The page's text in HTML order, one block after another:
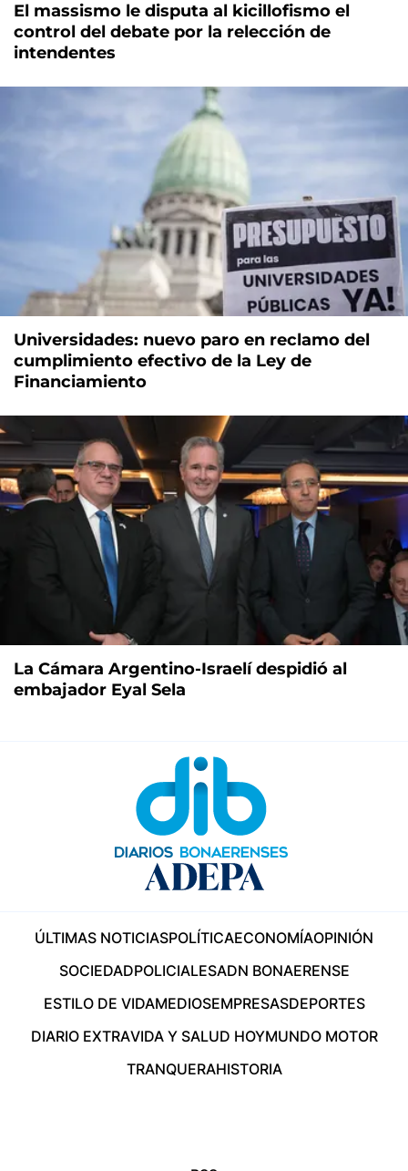
El massismo le disputa al kicillofismo el
control del debate por la relección de
intendentes
Universidades: nuevo paro en reclamo del
cumplimiento efectivo de la Ley de
Financiamiento
La Cámara Argentino-Israelí despidió al
embajador Eyal Sela
ÚLTIMAS NOTICIASPOLÍTICAECONOMÍAOPINIÓN
SOCIEDADPOLICIALESADN BONAERENSE
ESTILO DE VIDAMEDIOSEMPRESASDEPORTES
DIARIO EXTRAVIDA Y SALUD HOYMUNDO MOTOR
TRANQUERAHISTORIA